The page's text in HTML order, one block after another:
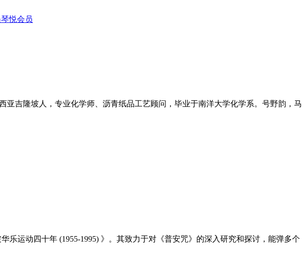
琴悦会员
吉隆坡人，专业化学师、沥青纸品工艺顾问，毕业于南洋大学化学系。号野韵，马
运动四十年 (1955-1995) 》。其致力于对《普安咒》的深入研究和探讨，能弹多个